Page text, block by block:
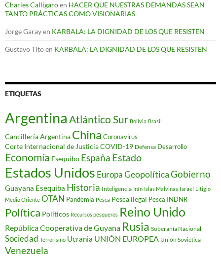
Charles Calligaroen HACER QUE NUESTRAS DEMANDAS SEAN
TANTO PRÁCTICAS COMO VISIONARIAS
Jorge Garayen KARBALA: LA DIGNIDAD DE LOS QUE RESISTEN
Gustavo Titoen KARBALA: LA DIGNIDAD DE LOS QUE RESISTEN
ETIQUETAS
Argentina Atlántico Sur Bolivia Brasil
Cancillería Argentina China Coronavirus
Corte Internacional de JusticiaCOVID-19 Defensa Desarrollo
Economía Esequibo España Estado
Estados Unidos EuropaGeopolíticaGobierno
Guayana Esequiba Historia Inteligencia Irán Islas Malvinas Israel Litigio
Medio Oriente OTAN Pandemia Pesca Pesca ilegal Pesca INDNR
Política Políticos Recursos pesqueros Reino Unido
República Cooperativa de Guyana Rusia Soberanía Nacional
Sociedad Terrorismo Ucrania UNIÓN EUROPEA Unión Soviética
Venezuela